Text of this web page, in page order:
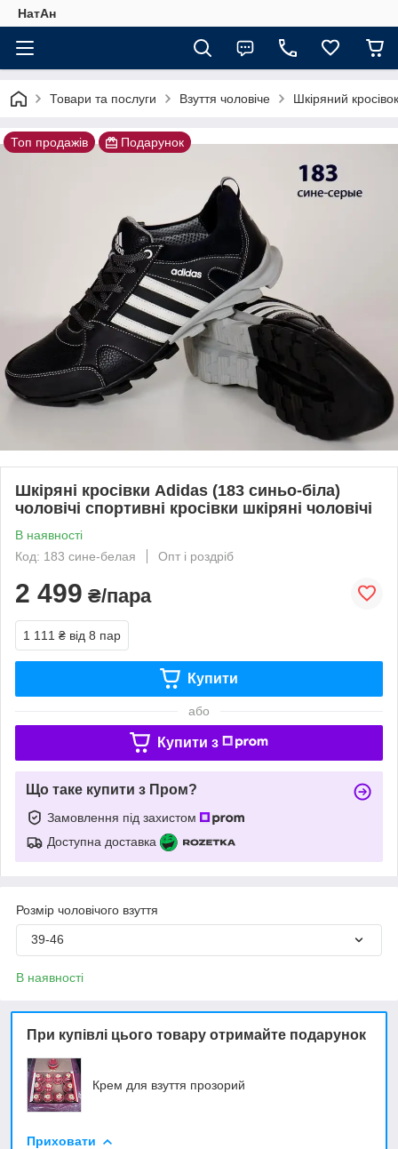
НатАн
Товари та послуги Взуття чоловіче Шкіряний
Топ продажів Подарунок
Шкіряні кросівки Adidas (183 синьо-біла)
чоловічі спортивні кросівки шкіряні чоловічі
В наявності
Код: 183 сине-белая
Опт і роздріб
2 499 ₴/пара
1 111 ₴ від 8 пар
Купити
або
Купити з
Що таке купити з Пром?
Замовлення під захистом
Доступна доставка
Розмір чоловічого взуття
39-46
В наявності
При купівлі цього товару отримайте подарунок
Крем для взуття прозорий
Приховати